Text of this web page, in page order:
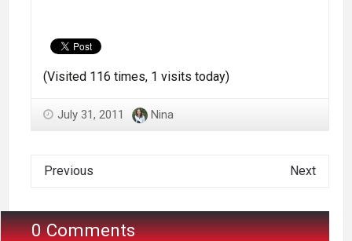
(Visited 116 times, 1 visits today)
July 31, 2011 Nina
Previous Next
0 Comments